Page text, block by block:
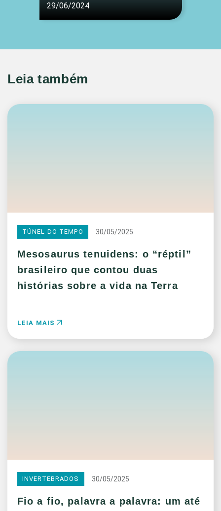
29/06/2024
Leia também
TÚNEL DO TEMPO 30/05/2025
Mesosaurus tenuidens: o “réptil”
brasileiro que contou duas
histórias sobre a vida na Terra
LEIA MAIS
INVERTEBRADOS 30/05/2025
Fio a fio, palavra a palavra: um até